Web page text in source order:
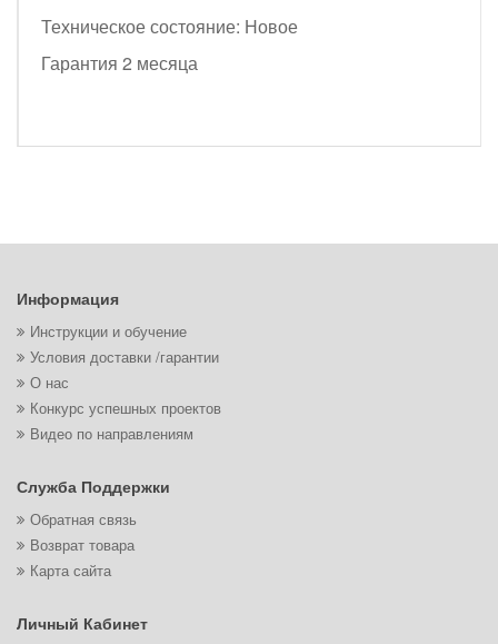
Техническое состояние: Новое
Гарантия 2 месяца
Информация
Инструкции и обучение
Условия доставки /гарантии
О нас
Конкурс успешных проектов
Видео по направлениям
Служба Поддержки
Обратная связь
Возврат товара
Карта сайта
Личный Кабинет